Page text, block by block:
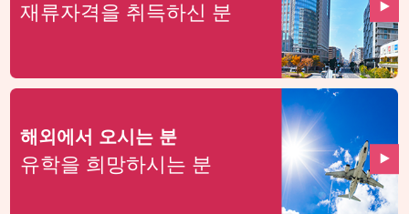
재류자격을 취득하신 분
해외에서 오시는 분
유학을 희망하시는 분